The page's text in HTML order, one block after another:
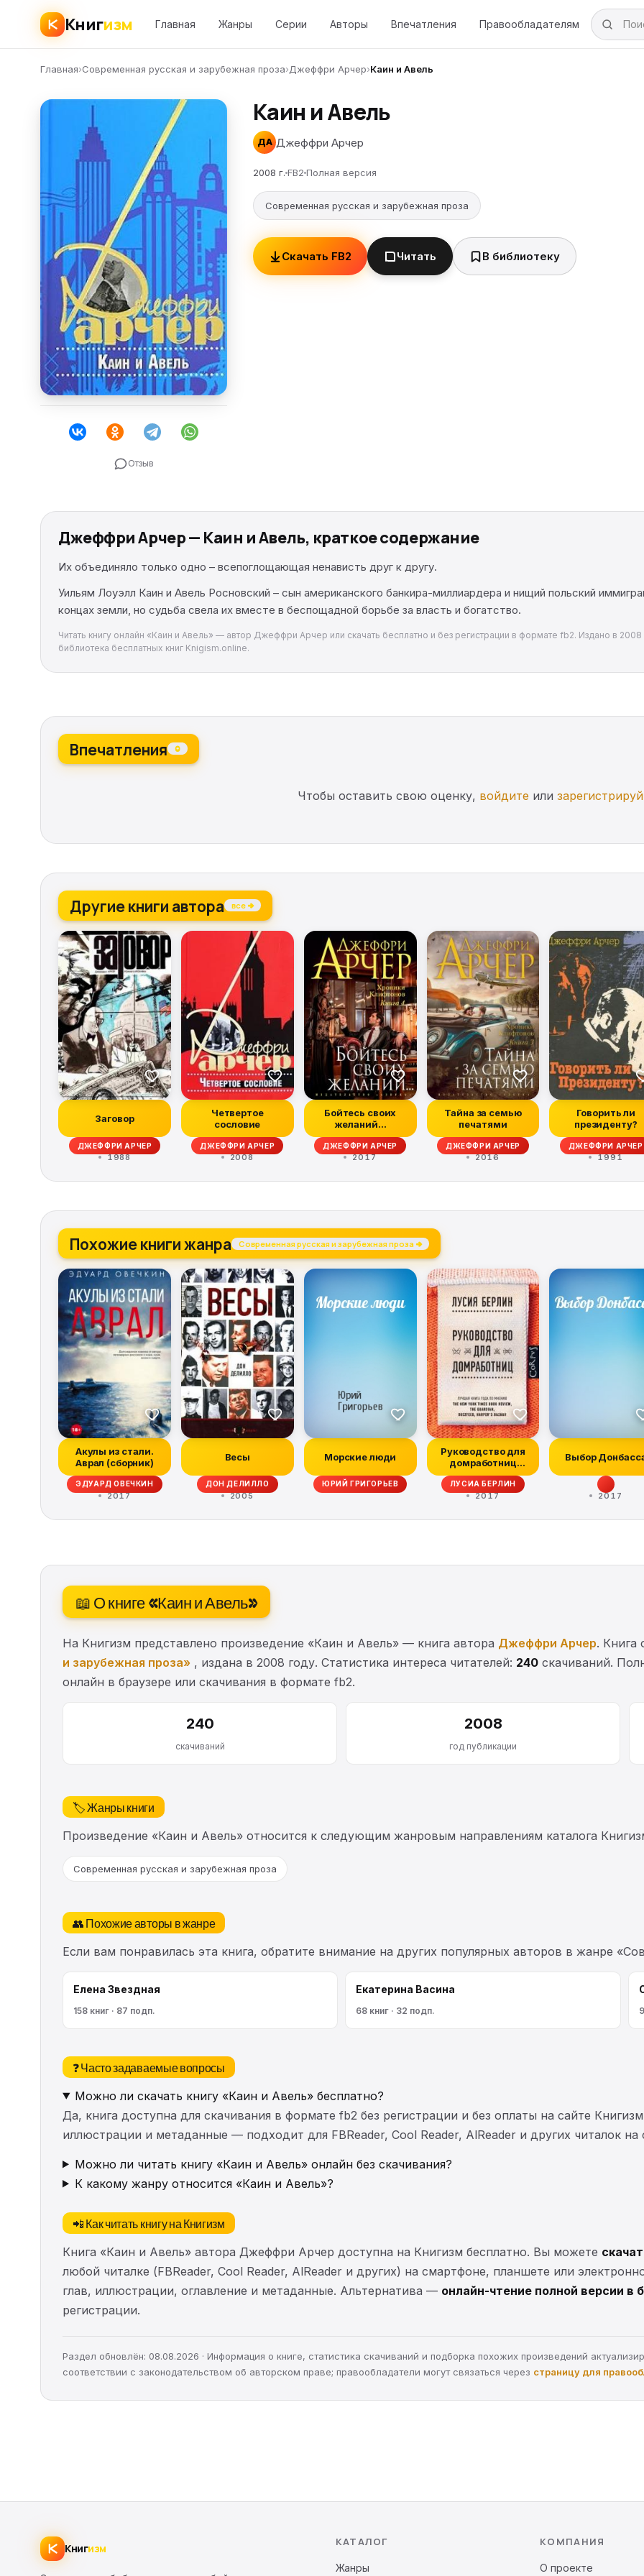
Книгизм Главная Жанры Серии Авторы Впечатления Правообладателям
Главная›Современная русская и зарубежная проза›Джеффри Арчер›Каин и Авель
Отзыв
Каин и Авель
ДА Джеффри Арчер
2008 г. FB2 Полная версия
Современная русская и зарубежная проза
Скачать FB2 Читать В библиотеку
Джеффри Арчер — Каин и Авель, краткое содержание
Их объединяло только одно – всепоглощающая ненависть друг к другу.
Уильям Лоуэлл Каин и Авель Росновский – сын американского банкира-миллиардера и нищий польский
концах земли, но судьба свела их вместе в беспощадной борьбе за власть и богатство.
Читать книгу онлайн «Каин и Авель» — автор Джеффри Арчер или скачать бесплатно и без регистрации в формате fb2. Издано в
библиотека бесплатных книг Knigism.online.
Впечатления 0
Чтобы оставить свою оценку, войдите или
Другие книги автора все →
Заговор
ДЖЕФФРИ АРЧЕР
1988
Четвертое
сословие
ДЖЕФФРИ АРЧЕР
2008
Бойтесь своих
желаний…
ДЖЕФФРИ АРЧЕР
2017
Тайна за семью
печатями
ДЖЕФФРИ АРЧЕР
2016
Говорить ли
президенту?
ДЖЕФФРИ АРЧЕР
1991
Похожие книги жанра Современная русская и зарубежная проза →
Акулы из стали.
Аврал (сборник)
ЭДУАРД ОВЕЧКИН
2017
Весы
ДОН ДЕЛИЛЛО
2005
Морские люди
ЮРИЙ ГРИГОРЬЕВ
Руководство для
домработниц
(сборник)
ЛУСИА БЕРЛИН
2017
Выбор
2017
📖 О книге «Каин и Авель»
На Книгизм представлено произведение «Каин и Авель» — книга автора Джеффри Арчер. Книга
и зарубежная проза» , издана в 2008 году. Статистика интереса читателей: 240 скачиваний.
онлайн в браузере или скачивания в формате fb2.
240
скачиваний
2008
год публикации
🏷️ Жанры книги
Произведение «Каин и Авель» относится к следующим жанровым направлениям каталога
Современная русская и зарубежная проза
👥 Похожие авторы в жанре
Если вам понравилась эта книга, обратите внимание на других популярных авторов в жанре
Елена Звездная
158 книг · 87 подп.
Екатерина Васина
68 книг · 32 подп.
❓ Часто задаваемые вопросы
Можно ли скачать книгу «Каин и Авель» бесплатно?
Да, книга доступна для скачивания в формате fb2 без регистрации и без оплаты на сайте
иллюстрации и метаданные — подходит для FBReader, Cool Reader, AlReader и других читалок
Можно ли читать книгу «Каин и Авель» онлайн без скачивания?
К какому жанру относится «Каин и Авель»?
📲 Как читать книгу на Книгизм
Книга «Каин и Авель» автора Джеффри Арчер доступна на Книгизм бесплатно. Вы можете
любой читалке (FBReader, Cool Reader, AlReader и других) на смартфоне, планшете или
глав, иллюстрации, оглавление и метаданные. Альтернатива — онлайн-чтение полной версии в
регистрации.
Раздел обновлён: 08.08.2026 · Информация о книге, статистика скачиваний и подборка похожих произведений
соответствии с законодательством об авторском праве; правообладатели могут связаться через страницу для
Книгизм
КАТАЛОГ
Жанры
КОМПАНИЯ
О проекте